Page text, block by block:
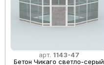
арт. 1143-47
Бетон Чикаго светло-серый